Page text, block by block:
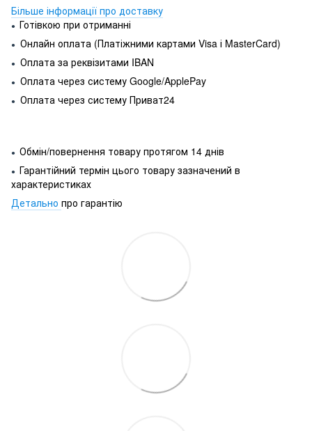
Більше інформації про доставку
● Готівкою при отриманні
● Онлайн оплата (Платіжними картами Visa і MasterCard)
● Оплата за реквізитами IBAN
● Оплата через систему Google/ApplePay
● Оплата через систему Приват24
● Обмін/повернення товару протягом 14 днів
● Гарантійний термін цього товару зазначений в
характеристиках
Детально про гарантію